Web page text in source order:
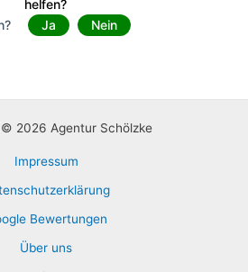
helfen?
Ja Nein
2026 Agentur Schölzke
Impressum
Bewertungen
Über uns